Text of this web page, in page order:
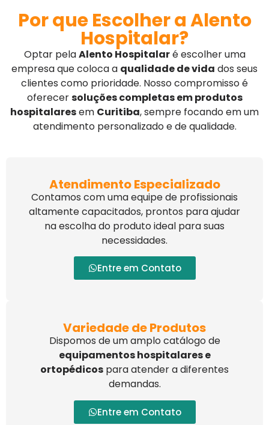
Por que Escolher a Alento
Hospitalar?
Optar pelaAlento Hospitalaré escolher uma
empresa que coloca a qualidade de vida dos seus
clientes como prioridade. Nosso compromisso é
oferecersoluções completas em produtos
hospitalaresem Curitiba, sempre focando em um
atendimento personalizado e de qualidade.
Atendimento Especializado
Contamos com uma equipe de profissionais
altamente capacitados, prontos para ajudar
na escolha do produto ideal para suas
necessidades.
Entre em Contato
Variedade de Produtos
Dispomos de um amplo catálogo de
equipamentos hospitalares e
ortopédicos para atender a diferentes
demandas.
Entre em Contato